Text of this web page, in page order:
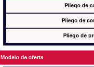
Pliego de
Pliego de
Pliego de
Modelo de oferta